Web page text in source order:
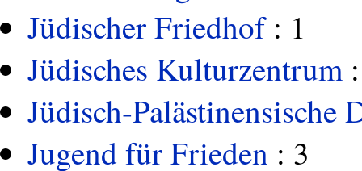
Jüdischer Friedhof: 1
Jüdisches Kulturzentrum:
Jüdisch-Palästinensische
Jugend für Frieden : 3